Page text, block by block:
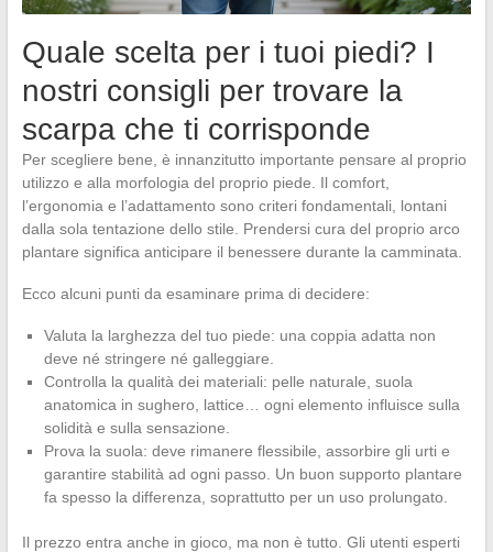
Quale scelta per i tuoi piedi? I
nostri consigli per trovare la
scarpa che ti corrisponde
Per scegliere bene, è innanzitutto importante pensare al proprio
utilizzo e alla morfologia del proprio piede. Il comfort,
l’ergonomia e l’adattamento sono criteri fondamentali, lontani
dalla sola tentazione dello stile. Prendersi cura del proprio arco
plantare significa anticipare il benessere durante la camminata.
Ecco alcuni punti da esaminare prima di decidere:
Valuta la larghezza del tuo piede: una coppia adatta non
deve né stringere né galleggiare.
Controlla la qualità dei materiali: pelle naturale, suola
anatomica in sughero, lattice… ogni elemento influisce sulla
solidità e sulla sensazione.
Prova la suola: deve rimanere flessibile, assorbire gli urti e
garantire stabilità ad ogni passo. Un buon supporto plantare
fa spesso la differenza, soprattutto per un uso prolungato.
Il prezzo entra anche in gioco, ma non è tutto. Gli utenti esperti